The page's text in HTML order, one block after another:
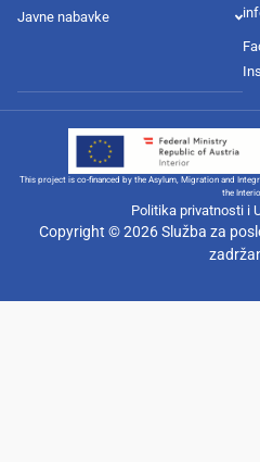
Javne nabavke
Politika privatnosti i
Copyright © 2026 Služba za
This project is co-financed by the Asylum, Migration and
the